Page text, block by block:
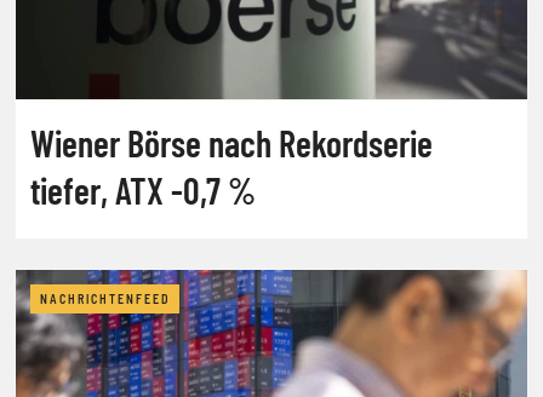
Wiener Börse nach Rekordserie
tiefer, ATX -0,7 %
NACHRICHTENFEED